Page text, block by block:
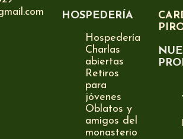
HOSPEDERÍA
Hospedería
Charlas
abiertas
Retiros
para
jóvenes
Oblatos y
amigos del
monasterio